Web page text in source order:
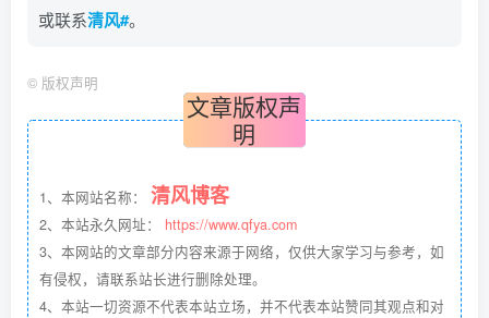
或联系清风#。
© 版权声明
文章版权声
明
1、本网站名称： 清风博客
2、本站永久网址： https://www.qfya.com
3、本网站的文章部分内容来源于网络，仅供大家学习与参考，如
有侵权，请联系站长进行删除处理。
4、本站一切资源不代表本站立场，并不代表本站赞同其观点和对